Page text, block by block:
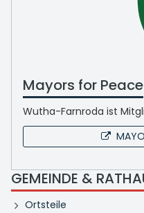
Mayors for Peace
Wutha-Farnroda ist
GEMEINDE &
Ortsteile